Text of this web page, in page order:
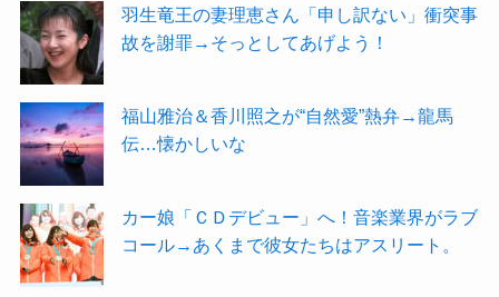
羽生竜王の妻理恵さん「申し訳ない」衝突事
故を謝罪→そっとしてあげよう！
福山雅治＆香川照之が“自然愛”熱弁→龍馬
伝…懐かしいな
カー娘「ＣＤデビュー」へ！音楽業界がラブ
コール→あくまで彼女たちはアスリート。